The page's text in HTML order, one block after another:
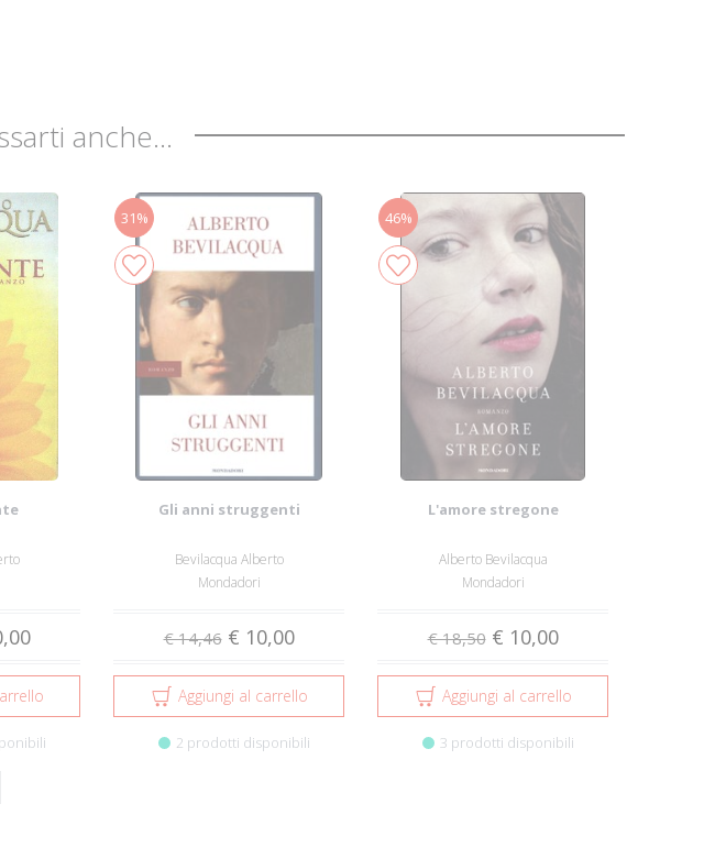
anche...
31%
Gli anni struggenti
Bevilacqua Alberto
Mondadori
€ 14,46 € 10,00
Aggiungi al carrello
2 prodotti disponibili
46%
L'amore stregone
Alberto Bevilacqua
Mondadori
€ 18,50 € 10,00
Aggiungi al carrello
3 prodotti disponibili